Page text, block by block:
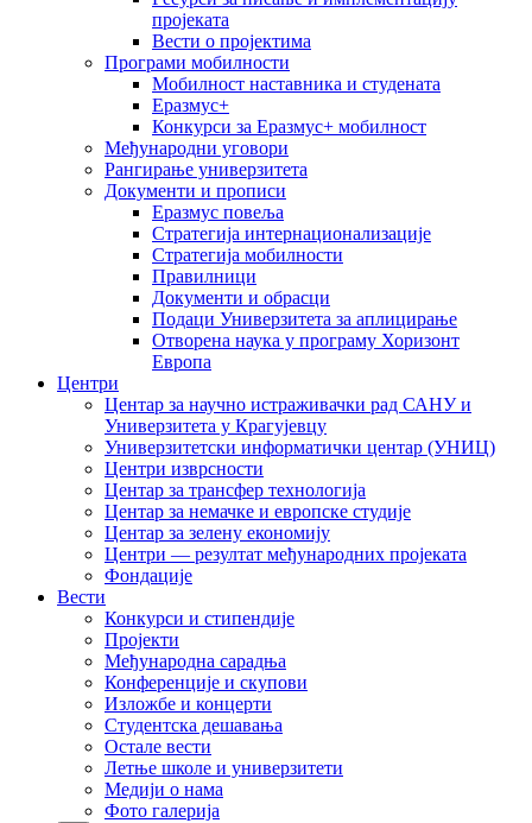
пројеката
Вести о пројектима
Програми мобилности
Мобилност наставника и студената
Еразмус+
Конкурси за Еразмус+ мобилност
Међународни уговори
Рангирање универзитета
Документи и прописи
Еразмус повеља
Стратегија интернационализације
Стратегија мобилности
Правилници
Документи и обрасци
Подаци Универзитета за аплицирање
Отворена наука у програму Хоризонт
Европа
Центри
Центар за научно истраживачки рад САНУ и
Универзитета у Крагујевцу
Универзитетски информатички центар (УНИЦ)
Центри изврсности
Центар за трансфер технологија
Центар за немачке и европске студије
Центар за зелену економију
Центри — резултат међународних пројеката
Фондације
Вести
Конкурси и стипендије
Пројекти
Међународна сарадња
Конференције и скупови
Изложбе и концерти
Студентска дешавања
Остале вести
Летње школе и универзитети
Медији о нама
Фото галерија